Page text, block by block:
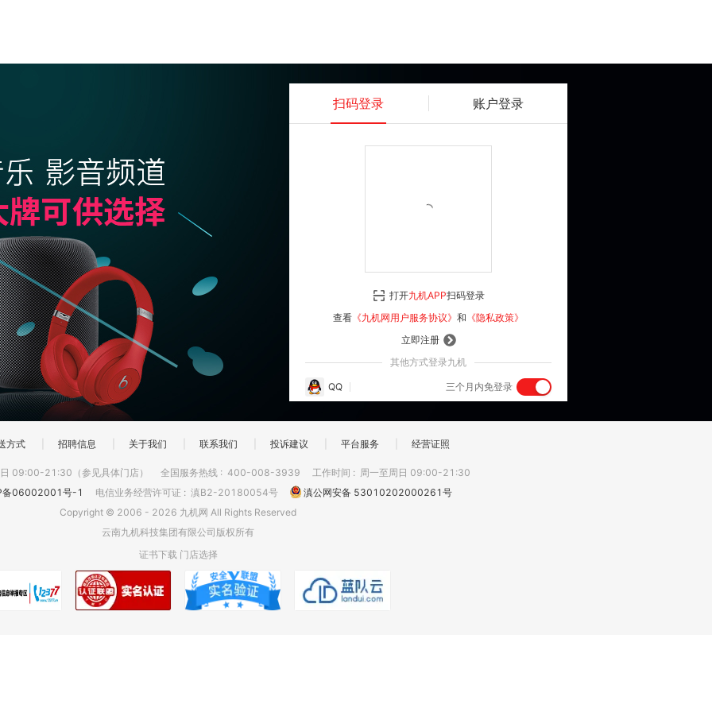
扫码登录 账户登录
登 录
立即注册
其他方式登录九机
QQ 三个月内免登录
打开九机APP扫码登录
查看 《九机网用户服务协议》 和 《隐私政策》
方式 招聘信息 关于我们 联系我们 投诉建议 平台服务 经营证照
09:00-21:30（参见具体门店） 全国服务热线 : 400-008-3939 工作时间 : 周一至周日 09:00-21:30
备06002001号-1
电信业务经营许可证 : 滇B2-20180054号
滇公网安备 53010202000261号
Copyright © 2006 - 2026 九机网 All Rights Reserved
云南九机科技集团有限公司版权所有
证书下载 门店选择